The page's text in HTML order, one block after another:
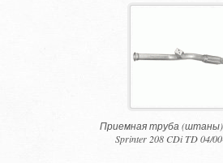
Приемная труба (штаны)
Sprinter 208 CDi TD 04/